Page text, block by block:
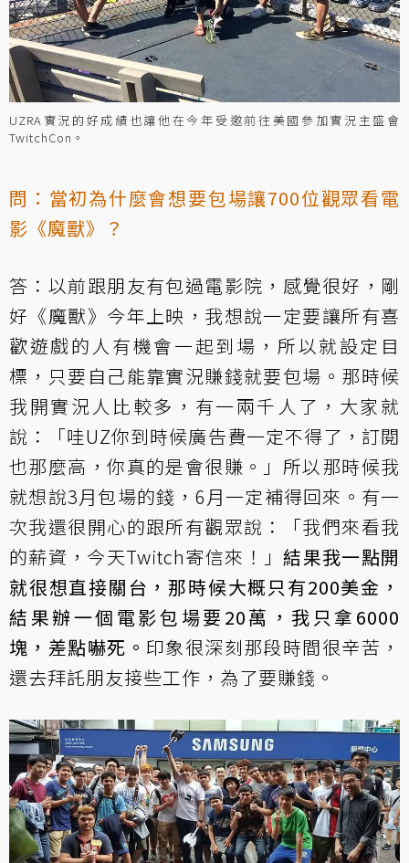
UZRA實況的好成績也讓他在今年受邀前往美國參加實況主盛會
TwitchCon。
問：當初為什麼會想要包場讓700位觀眾看電
影《魔獸》？
答：以前跟朋友有包過電影院，感覺很好，剛
好《魔獸》今年上映，我想說一定要讓所有喜
歡遊戲的人有機會一起到場，所以就設定目
標，只要自己能靠實況賺錢就要包場。那時候
我開實況人比較多，有一兩千人了，大家就
說：「哇UZ你到時候廣告費一定不得了，訂閱
也那麼高，你真的是會很賺。」所以那時候我
就想說3月包場的錢，6月一定補得回來。有一
次我還很開心的跟所有觀眾說：「我們來看我
的薪資，今天Twitch寄信來！」結果我一點開
就很想直接關台，那時候大概只有200美金，
結果辦一個電影包場要20萬，我只拿6000
塊，差點嚇死。 印象很深刻那段時間很辛苦，
還去拜託朋友接些工作，為了要賺錢。